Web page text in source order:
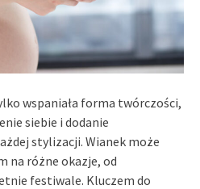
wspaniała forma twórczości,
siebie i dodanie
stylizacji. Wianek może
na różne okazje, od
festiwale. Kluczem do